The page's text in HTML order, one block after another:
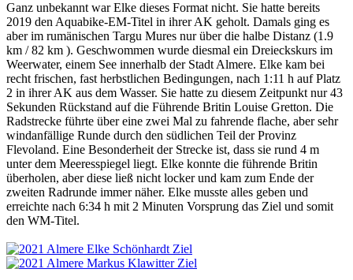
Ganz unbekannt war Elke dieses Format nicht. Sie hatte bereits
2019 den Aquabike-EM-Titel in ihrer AK geholt. Damals ging es
aber im rumänischen Targu Mures nur über die halbe Distanz (1.9
km / 82 km ). Geschwommen wurde diesmal ein Dreieckskurs im
Weerwater, einem See innerhalb der Stadt Almere. Elke kam bei
recht frischen, fast herbstlichen Bedingungen, nach 1:11 h auf Platz
2 in ihrer AK aus dem Wasser. Sie hatte zu diesem Zeitpunkt nur 43
Sekunden Rückstand auf die Führende Britin Louise Gretton. Die
Radstrecke führte über eine zwei Mal zu fahrende flache, aber sehr
windanfällige Runde durch den südlichen Teil der Provinz
Flevoland. Eine Besonderheit der Strecke ist, dass sie rund 4 m
unter dem Meeresspiegel liegt. Elke konnte die führende Britin
überholen, aber diese ließ nicht locker und kam zum Ende der
zweiten Radrunde immer näher. Elke musste alles geben und
erreichte nach 6:34 h mit 2 Minuten Vorsprung das Ziel und somit
den WM-Titel.